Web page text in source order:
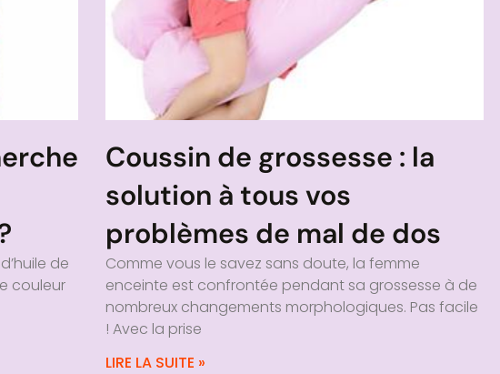
de
couleur
Coussin de grossesse : la
solution à tous vos
problèmes de mal de dos
Comme vous le savez sans doute, la femme
enceinte est confrontée pendant sa grossesse à de
nombreux changements morphologiques. Pas facile
! Avec la prise
LIRE LA SUITE »